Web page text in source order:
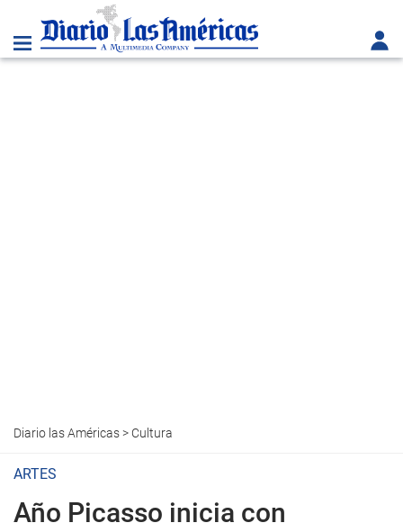
Diario las Américas> Cultura
ARTES
Año Picasso inicia con